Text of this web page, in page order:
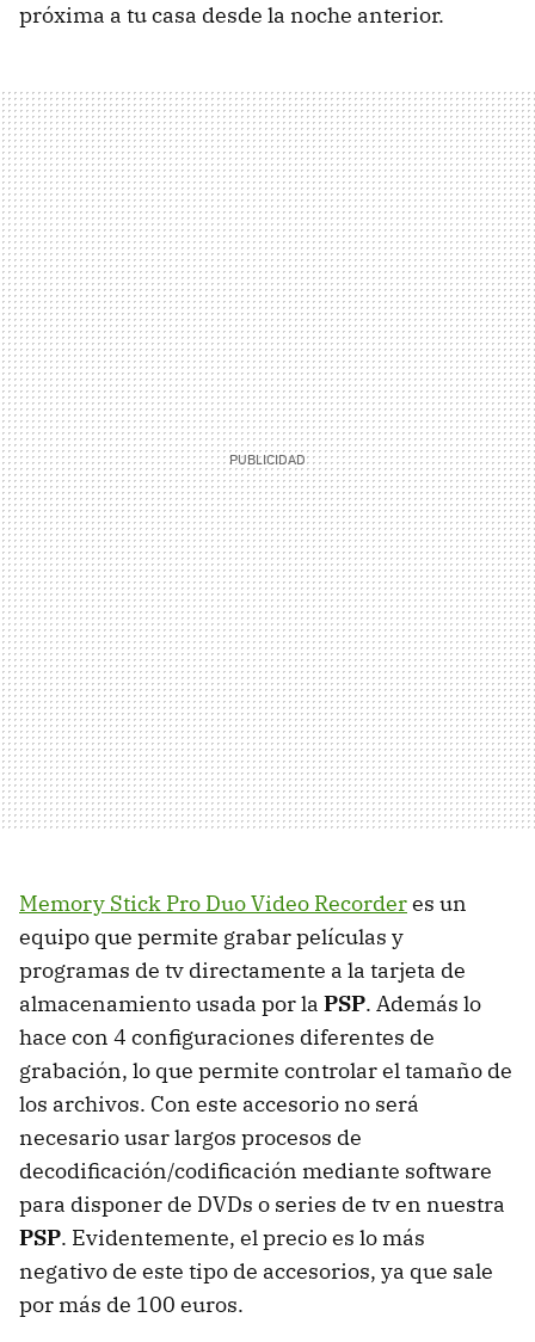
próxima a tu casa desde la noche anterior.
Memory Stick Pro Duo Video Recorderes un
equipo que permite grabar películas y
programas de tv directamente a la tarjeta de
almacenamiento usada por la PSP. Además lo
hace con 4 configuraciones diferentes de
grabación, lo que permite controlar el tamaño de
los archivos. Con este accesorio no será
necesario usar largos procesos de
decodificación/codificación mediante software
para disponer de DVDs o series de tv en nuestra
PSP. Evidentemente, el precio es lo más
negativo de este tipo de accesorios, ya que sale
por más de 100 euros.